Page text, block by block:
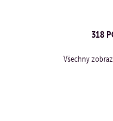
318
Všechny